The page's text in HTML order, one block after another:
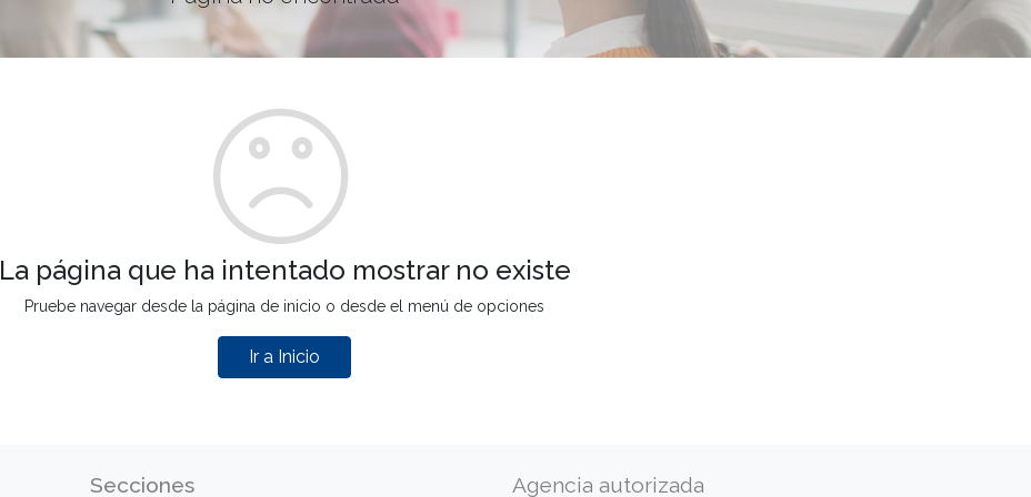
La página que ha intentado mostrar no existe
Pruebe navegar desde la página de inicio o desde el menú de opciones
Ir a Inicio
Secciones Agencia autorizada